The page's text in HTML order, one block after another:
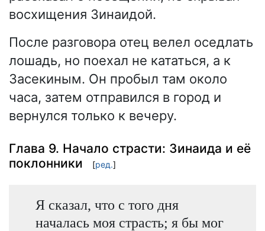
восхищения Зинаидой.
После разговора отец велел оседлать
лошадь, но поехал не кататься, а к
Засекиным. Он пробыл там около
часа, затем отправился в город и
вернулся только к вечеру.
Глава 9. Начало страсти: Зинаида и её
поклонники
[ред.]
Я сказал, что с того дня
началась моя страсть; я бы мог